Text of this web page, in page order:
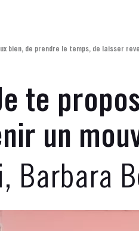
bien, de prendre le temps, de laisser
te
un
Barbara